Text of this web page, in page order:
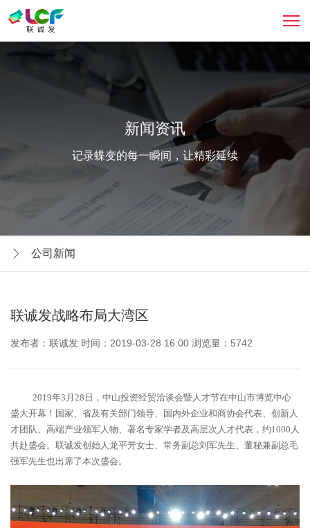
新闻资讯
记录蝶变的每一瞬间，让精彩延续
公司新闻
联诚发战略布局大湾区
发布者：联诚发 时间：2019-03-28 16:00 浏览量：5742
2019年3月28日，中山投资经贸洽谈会暨人才节在中山市博览中心
盛大开幕！国家、省及有关部门领导、国内外企业和商协会代表、创新人
才团队、高端产业领军人物、著名专家学者及高层次人才代表，约1000人
共赴盛会。联诚发创始人龙平芳女士、常务副总刘军先生、董秘兼副总毛
强军先生也出席了本次盛会。